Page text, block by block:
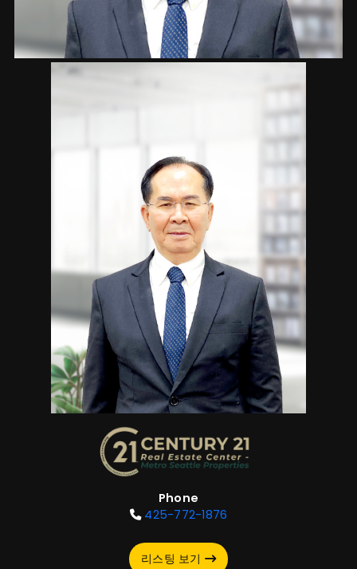
Phone
425-772-1876
리스팅 보기